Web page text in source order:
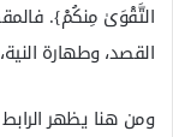
التَّقْوَىٰ مِنكُمْ}.
القصد، وطهارة
ومن هنا يظهر